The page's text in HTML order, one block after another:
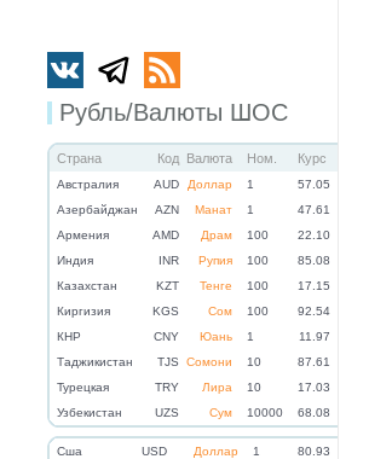
Рубль/Валюты ШОС
Страна Код Валюта Ном. Курс
Австралия AUD Доллар 1
57.05
Азербайджан
AZN Манат 1
47.61
Армения
AMD Драм 100
22.10
Индия
INR Рупия 100
85.08
Казахстан
KZT Тенге 100
17.15
Киргизия
KGS Сом 100
92.54
КНР
CNY Юань 1
11.97
Таджикистан
TJS Сомони 10
87.61
Турецкая
TRY Лира 10
17.03
Узбекистан
UZS Сум 10000 68.08
Cша USD Доллар 1
80.93